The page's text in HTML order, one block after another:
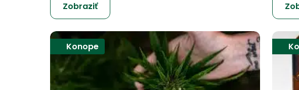
Zobraziť
Konope